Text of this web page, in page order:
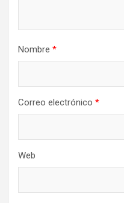
Nombre *
Correo electrónico *
Web